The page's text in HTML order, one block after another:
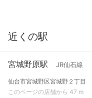
近くの駅
宮城野原駅 JR仙石線
仙台市宮城野区宮城野２丁目
このページの店舗から 47 m